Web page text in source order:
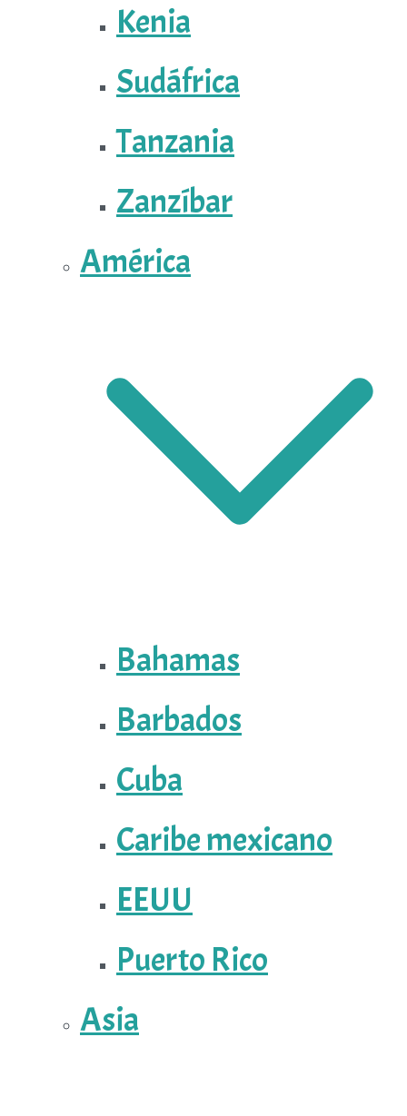
Kenia
Sudáfrica
Tanzania
Zanzíbar
América
Bahamas
Barbados
Cuba
Caribe mexicano
EEUU
Puerto Rico
Asia